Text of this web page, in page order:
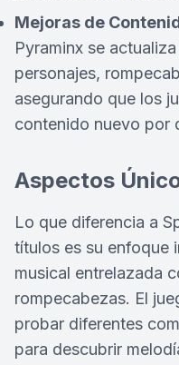
Mejoras de
Pyraminx se
personajes,
asegurando que los
contenido nuevo por
Aspectos
Lo que diferencia a
títulos es su enfoque
musical entrelazada
rompecabezas. El
probar diferentes
para descubrir